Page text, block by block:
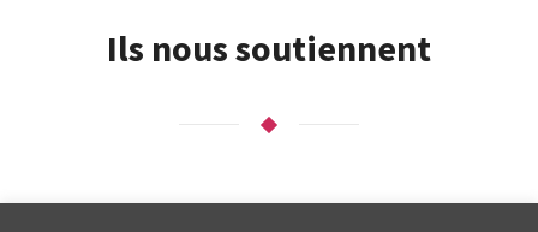
Ils nous soutiennent